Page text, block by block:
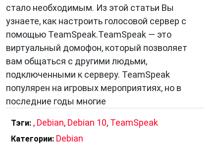
стало необходимым. Из этой статьи Вы
узнаете, как настроить голосовой сервер с
помощью TeamSpeak.TeamSpeak — это
виртуальный домофон, который позволяет
вам общаться с другими людьми,
подключенными к серверу. TeamSpeak
популярен на игровых мероприятиях, но в
последние годы многие
Тэги: , Debian, Debian 10, TeamSpeak
Категории: Debian